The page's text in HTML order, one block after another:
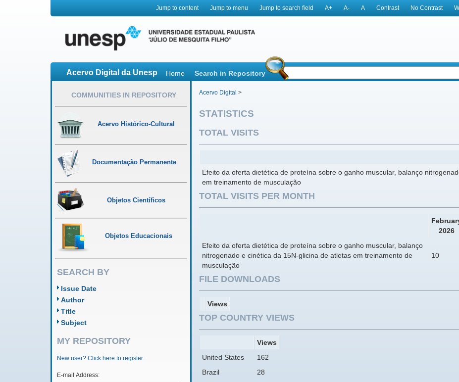
Jump to content Jump to menu Jump to search field A+ A- A Contrast No Contrast
Acervo Digital da Unesp Home Search in Repository
COMMUNITIES IN REPOSITORY
Acervo Histórico-Cultural
Documentação Permanente
Objetos Científicos
Objetos Educacionais
SEARCH BY
Issue Date
Author
Title
Subject
MY REPOSITORY
New user? Click here to register.
E-mail Address:
Acervo Digital >
STATISTICS
TOTAL VISITS
Efeito da oferta dietética de proteína sobre o ganho muscular, balanço
em treinamento de musculação
TOTAL VISITS PER MONTH
2026
Efeito da oferta dietética de proteína sobre o ganho muscular, balanço
nitrogenado e cinética da 15N-glicina de atletas em treinamento de
musculação
10
FILE DOWNLOADS
Views
TOP COUNTRY VIEWS
Views
United States
162
Brazil
28